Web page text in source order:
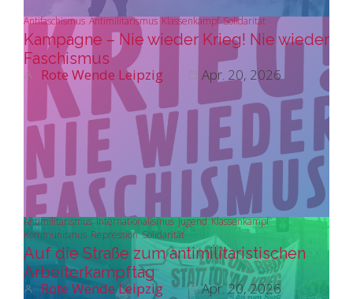
Antifaschismus Antimilitarismus Klassenkampf Solidarität
Kampagne – Nie wieder Krieg! Nie wieder
Faschismus
Rote Wende Leipzig Apr. 20, 2026
Antimilitarismus Internationalismus Jugend Klassenkampf
Kommunismus Repression Solidarität
Auf die Straße zum antimilitaristischen
Arbeiterkampftag
Rote Wende Leipzig Apr. 20, 2026